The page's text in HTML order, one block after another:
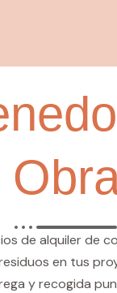
de alquiler de
en tus
y recogida